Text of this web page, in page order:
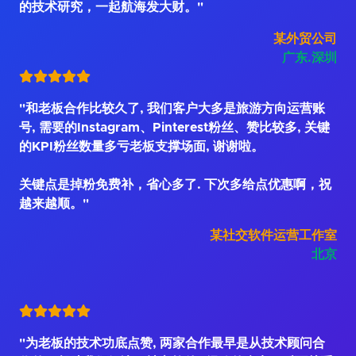
的技术研究，一起航海发大财。"
某外贸公司
广东.深圳
"和老板合作比较久了, 我们客户大多是旅游方向运营账
号, 需要的Instagram、Pinterest粉丝、赞比较多, 关键
的KPI粉丝数量多亏老板支撑场面, 谢谢啦。
关键点是掉粉免费补，省心多了. 下次多给点优惠啊，祝
越来越顺。"
某社交软件运营工作室
北京
"为老板的技术功底点赞, 两家合作最早是从技术顾问合